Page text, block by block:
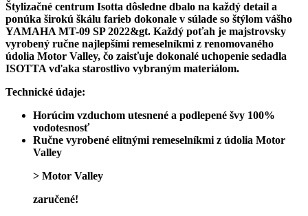
Štylizačné centrum Isotta dôsledne dbalo na každý detail a
ponúka širokú škálu farieb dokonale v súlade so štýlom vášho
YAMAHA MT-09 SP 2022&gt. Každý poťah je majstrovsky
vyrobený ručne najlepšími remeselníkmi z renomovaného
údolia Motor Valley, čo zaisťuje dokonalé uchopenie sedadla
ISOTTA vďaka starostlivo vybraným materiálom.
Technické údaje:
Horúcim vzduchom utesnené a podlepené švy 100%
vodotesnosť
Ručne vyrobené elitnými remeselníkmi z údolia Motor
Valley
> Motor Valley
zaručené!